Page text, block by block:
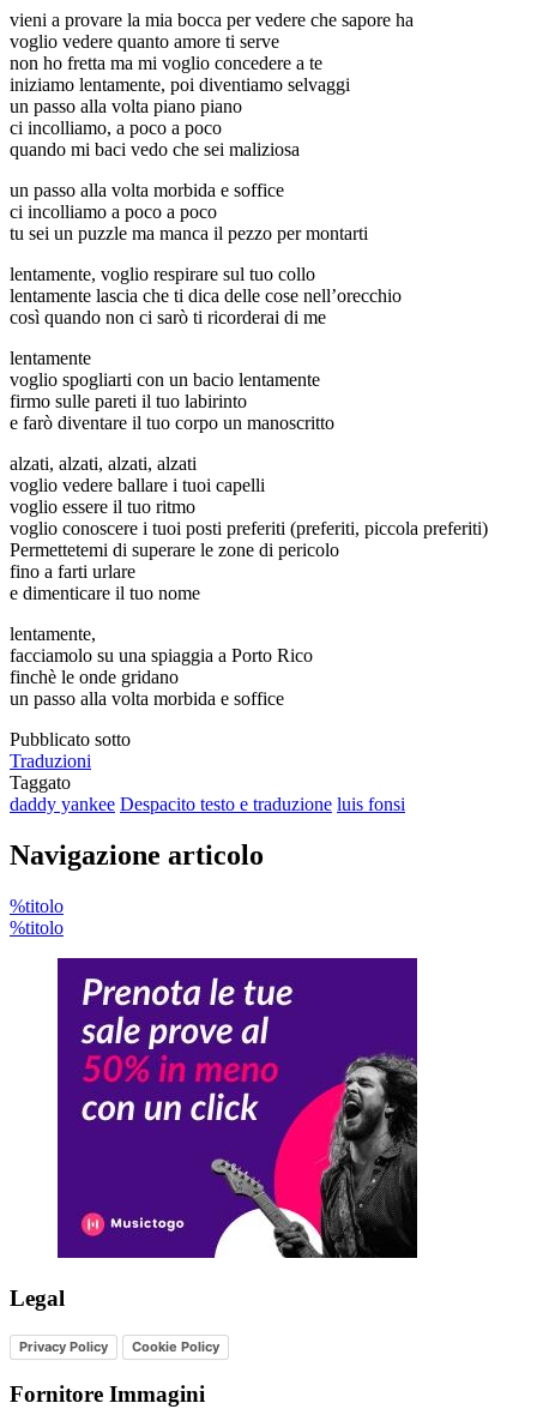
vieni a provare la mia bocca per vedere che sapore ha
voglio vedere quanto amore ti serve
non ho fretta ma mi voglio concedere a te
iniziamo lentamente, poi diventiamo selvaggi
un passo alla volta piano piano
ci incolliamo, a poco a poco
quando mi baci vedo che sei maliziosa
un passo alla volta morbida e soffice
ci incolliamo a poco a poco
tu sei un puzzle ma manca il pezzo per montarti
lentamente, voglio respirare sul tuo collo
lentamente lascia che ti dica delle cose nell’orecchio
così quando non ci sarò ti ricorderai di me
lentamente
voglio spogliarti con un bacio lentamente
firmo sulle pareti il tuo labirinto
e farò diventare il tuo corpo un manoscritto
alzati, alzati, alzati, alzati
voglio vedere ballare i tuoi capelli
voglio essere il tuo ritmo
voglio conoscere i tuoi posti preferiti (preferiti, piccola preferiti)
Permettetemi di superare le zone di pericolo
fino a farti urlare
e dimenticare il tuo nome
lentamente,
facciamolo su una spiaggia a Porto Rico
finchè le onde gridano
un passo alla volta morbida e soffice
Pubblicato sotto
Traduzioni
Taggato
daddy yankee Despacito testo e traduzione luis fonsi
Navigazione articolo
%titolo
%titolo
Legal
Privacy Policy Cookie Policy
Fornitore Immagini